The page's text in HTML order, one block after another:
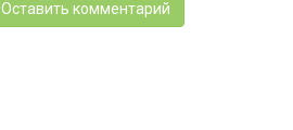
Оставить комментарий